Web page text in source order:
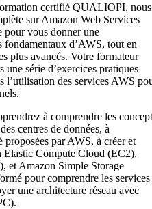
certifié QUALIOPI, nous
sur Amazon Web Services
pour vous donner une
fondamentaux d’AWS, tout en
plus avancés. Votre formateur
série d’exercices pratiques
l’utilisation des services AWS
à comprendre les
centres de données, à
proposées par AWS, à créer et
Elastic Compute Cloud (EC2),
et Amazon Simple Storage
pour comprendre les services
une architecture réseau avec